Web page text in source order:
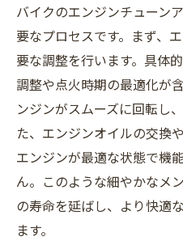
バイクのエンジンチューン
要なプロセスです。まず、
要な調整を行います。具体
調整や点火時期の最適化が
ンジンがスムーズに回転し
た、エンジンオイルの交換
エンジンが最適な状態で機
ん。このような細やかなメ
の寿命を延ばし、より快適
ます。